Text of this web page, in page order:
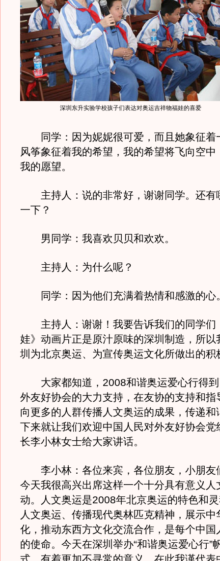
深圳东升实验学校孩子们表达对奥运吉祥物福娃的喜爱
同学：因为妮妮很可爱，而且她象征着
风筝象征着我的希望，我的希望将飞向空中
我的愿望。
主持人：说的非常好，谢谢同学。还有
一下？
男同学：我喜欢贝贝和欢欢。
主持人：为什么呢？
同学：因为他们充满着热情和感激的心
主持人：谢谢！我要告诉我们的同学们
娃》动画片正是原汁原味的深圳制造，所以
圳为北京奥运、为宣传奥运文化所做出的积
大家都知道，2008和谐奥运爱心行得到
外友好协会的大力支持，在友协的支持和指
向更多的人群传播人文奥运的成果，传递和
下来就让我们欢迎中国人民对外友好协会党
长李小林女士给大家讲话。
李小林：各位来宾，各位朋友，小朋友
今天我很高兴出席这样一个十分具有意义人
动。人文奥运是2008年北京奥运的特色和
人文奥运、传播现代奥林匹克精神，展示中
化，推动东西方文化交流合作，是每个中国
的使命。今天在深圳举办“和谐奥运爱心行”